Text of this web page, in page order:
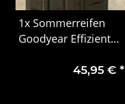
1x Sommerreifen
Goodyear Effizient
185/65 R15 88H DOT
45,95 € *